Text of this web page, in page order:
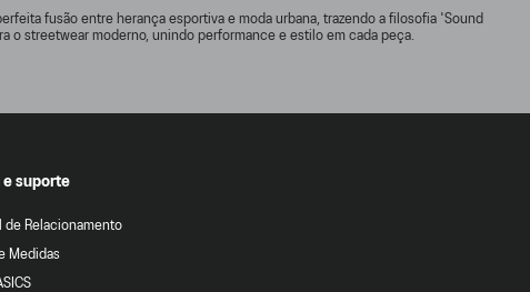
fusão entre herança esportiva e moda urbana, trazendo a filosofia 'Sound
o streetwear moderno, unindo performance e estilo em cada peça.
e suporte
de Relacionamento
Medidas